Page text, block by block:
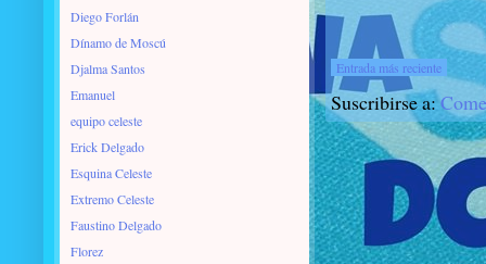
Entrada más reciente
Suscribirse a:
Diego Forlán
Dínamo de Moscú
Djalma Santos
Emanuel
equipo celeste
Erick Delgado
Esquina Celeste
Extremo Celeste
Faustino Delgado
Florez